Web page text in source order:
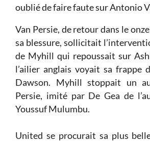
oublié de faire faute sur Antonio
Van Persie, de retour dans le
sa blessure, sollicitait
de Myhill qui repoussait sur
l’ailier anglais voyait sa frappe
Dawson. Myhill stoppait un
Persie, imité par De Gea de
Youssuf Mulumbu.
United se procurait sa plus